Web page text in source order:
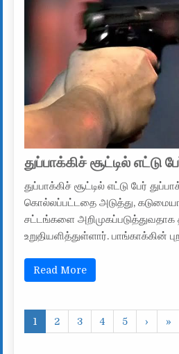
துப்பாக்கிச் சூட்டில் எட்டு
துப்பாக்கிச் சூட்டில் எட்டு பேர்
கொல்லப்பட்டதை அடுத்து,
சட்டங்களை அறிமுகப்படுத்துவதாக
உறுதியளித்துள்ளார். பாங்காக்கின்
Read More
1 2 3 4 5 › »